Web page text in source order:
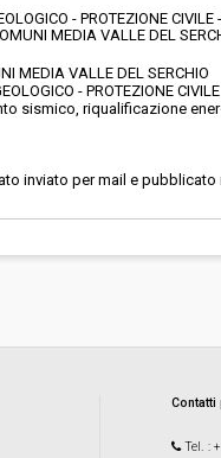
- PROTEZIONE
MEDIA VALLE DEL
MEDIA VALLE DEL SERCHIO
- PROTEZIONE
sismico, riqualificazione
inviato per mail e
Tel. :